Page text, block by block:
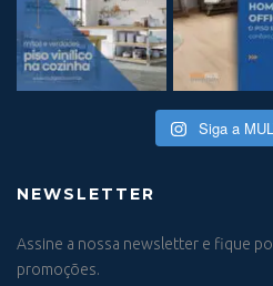
Siga a
NEWSLETTER
Assine a nossa newsletter e fique
promoções.